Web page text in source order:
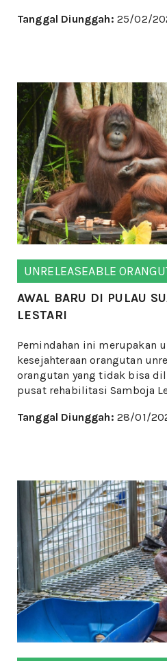
Tanggal Diunggah: 25/02/
UNRELEASEABLE
AWAL BARU DI PULAU
LESTARI
Pemindahan ini merupakan
kesejahteraan orangutan
orangutan yang tidak bisa
pusat rehabilitasi Samboja
Tanggal Diunggah: 28/01/